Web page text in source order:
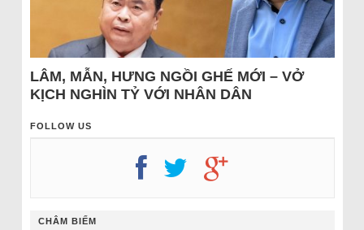
LÂM, MẪN, HƯNG NGỒI GHẾ MỚI – VỞ
KỊCH NGHÌN TỶ VỚI NHÂN DÂN
FOLLOW US
CHÂM BIẾM